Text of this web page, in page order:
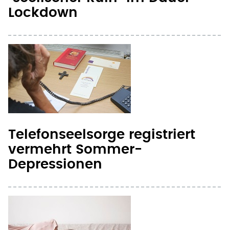
Lockdown
Telefonseelsorge registriert
vermehrt Sommer-
Depressionen